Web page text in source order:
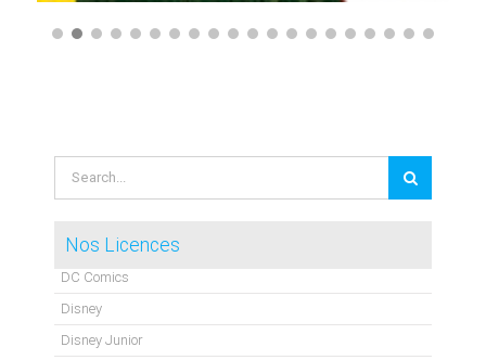
for:
Nos Licences
DC Comics
Disney
Disney Junior